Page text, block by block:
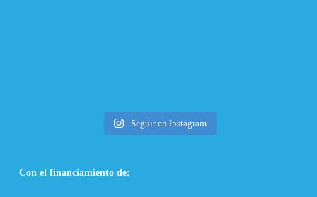
Seguir en Instagram
Con el financiamiento de: